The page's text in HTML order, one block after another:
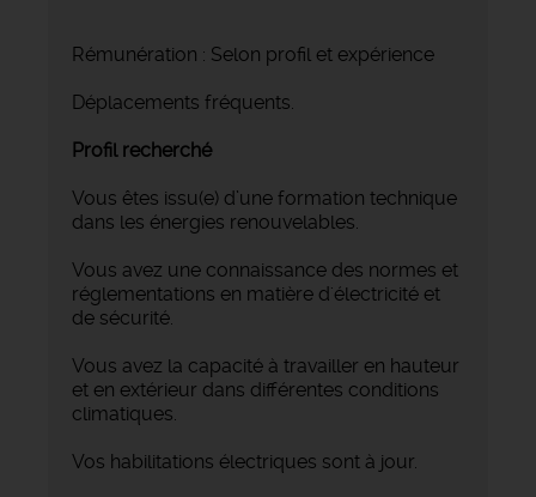
Rémunération : Selon profil et expérience
Déplacements fréquents.
Profil recherché
Vous êtes issu(e) d’une formation technique
dans les énergies renouvelables.
Vous avez une connaissance des normes et
réglementations en matière d'électricité et
de sécurité.
Vous avez la capacité à travailler en hauteur
et en extérieur dans différentes conditions
climatiques.
Vos habilitations électriques sont à jour.